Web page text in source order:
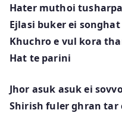
Hater muthoi
Ejlasi buker ei songhat
Khuchro e vul kora
Hat te parini
Jhor asuk asuk ei
Shirish fuler ghran tar